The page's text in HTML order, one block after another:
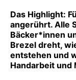
Das Highlight:
angerührt. Alle
Bäcker*innen
Brezel dreht,
entstehen und
Handarbeit und